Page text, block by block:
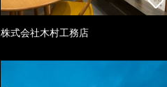
株式会社木村工務店